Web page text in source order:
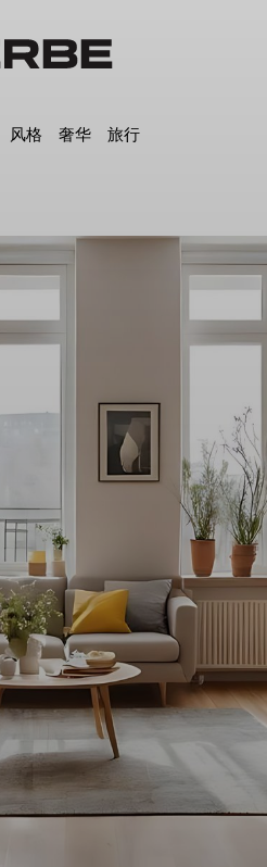
风格 奢华 旅行